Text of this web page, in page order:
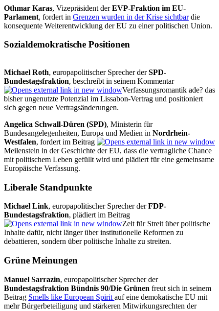
Othmar Karas, Vizepräsident derEVP-Fraktion im EU-
Parlament, fordert in Grenzen wurden in der Krise sichtbardie
konsequente Weiterentwicklung der EU zu einer politischen Union.
Sozialdemokratische Positionen
Michael Roth, europapolitischer Sprecher derSPD-
Bundestagsfraktion, beschreibt in seinem Kommentar
Verfassungsromantik ade? das
bisher ungenutzte Potenzial im Lissabon-Vertrag und positioniert
sich gegen neue Vertragsänderungen.
Angelica Schwall-Düren (SPD), Ministerin für
Bundesangelegenheiten, Europa und Medien in Nordrhein-
Westfalen, fordert im Beitrag
Meilenstein in der Geschichte der EU, dass die vertragliche Chance
mit politischem Leben gefüllt wird und plädiert für eine gemeinsame
Europäische Verfassung.
Liberale Standpunkte
Michael Link, europapolitischer Sprecher derFDP-
Bundestagsfraktion, plädiert im Beitrag
Zeit für Streit über politische
Inhalte dafür, nicht länger über institutionelle Reformen zu
debattieren, sondern über politische Inhalte zu streiten.
Grüne Meinungen
Manuel Sarrazin, europapolitischer Sprecher der
Bundestagsfraktion Bündnis 90/Die Grünen freut sich in seinem
Beitrag Smells like European Spirit auf eine demokatische EU mit
mehr Bürgerbeteiligung und stärkeren Mitwirkungsrechten der